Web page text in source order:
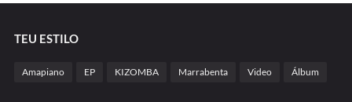
TEU ESTILO
Amapiano EP KIZOMBA Marrabenta Video Álbum